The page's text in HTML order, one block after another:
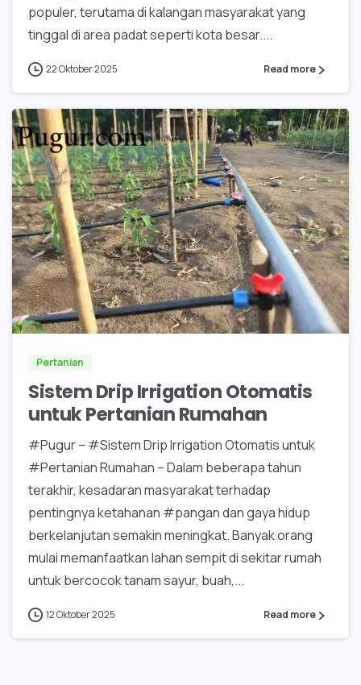
populer, terutama di kalangan masyarakat yang
tinggal di area padat seperti kota besar....
22 Oktober 2025 Read more
0
Pertanian
Sistem Drip Irrigation Otomatis
untuk Pertanian Rumahan
#Pugur – #Sistem Drip Irrigation Otomatis untuk
#Pertanian Rumahan – Dalam beberapa tahun
terakhir, kesadaran masyarakat terhadap
pentingnya ketahanan #pangan dan gaya hidup
berkelanjutan semakin meningkat. Banyak orang
mulai memanfaatkan lahan sempit di sekitar rumah
untuk bercocok tanam sayur, buah,...
12 Oktober 2025 Read more